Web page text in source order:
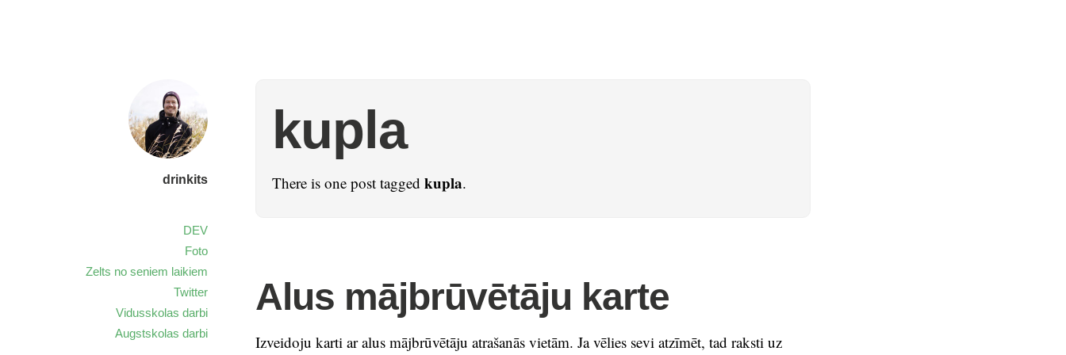
drinkits
DEV
Foto
Zelts no seniem laikiem
Twitter
Vidusskolas darbi
Augstskolas darbi
kupla
There is one post tagged kupla.
Alus mājbrūvētāju karte
Izveidoju karti ar alus mājbrūvētāju atrašanās vietām. Ja vēlies sevi atzīmēt, tad raksti uz